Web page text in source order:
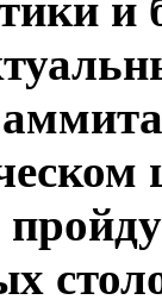
и